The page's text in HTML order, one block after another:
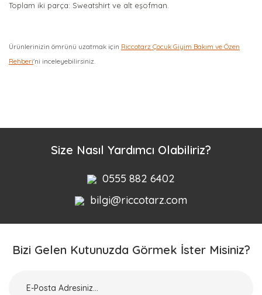
Toplam iki parça: Sweatshirt ve alt eşofman.
Ürünlerinizin ömrünü uzatmak için Riccotarz Çocuk Giyim Bakım ve Özen
Rehberi'ni inceleyebilirsiniz.
Size Nasıl Yardımcı Olabiliriz?
0555 882 6402
bilgi@riccotarz.com
Bizi Gelen Kutunuzda Görmek İster Misiniz?